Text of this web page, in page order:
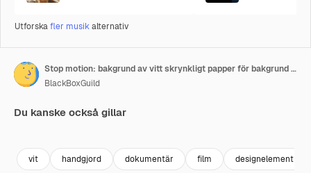
Utforskafler musikalternativ
Stop motion: bakgrund av vitt skrynkligt papper för bakgrund till dokumentärvideo
BlackBoxGuild
Du kanske också gillar
vit handgjord dokumentär film designelement